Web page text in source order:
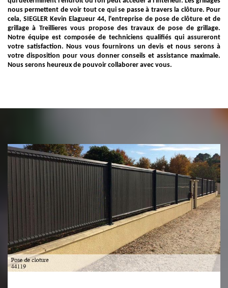
nous permettent de voir tout ce qui se passe à travers la clôture. Pour
cela, SIEGLER Kevin Elagueur 44, l'entreprise de pose de clôture et de
grillage à Treillieres vous propose des travaux de pose de grillage.
Notre équipe est composée de techniciens qualifiés qui assureront
votre satisfaction. Nous vous fournirons un devis et nous serons à
votre disposition pour vous donner conseils et assistance maximale.
Nous serons heureux de pouvoir collaborer avec vous.